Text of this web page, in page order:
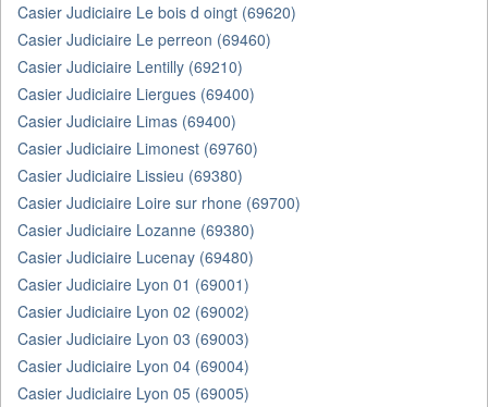
Casier Judiciaire Le bois d oingt (69620)
Casier Judiciaire Le perreon (69460)
Casier Judiciaire Lentilly (69210)
Casier Judiciaire Liergues (69400)
Casier Judiciaire Limas (69400)
Casier Judiciaire Limonest (69760)
Casier Judiciaire Lissieu (69380)
Casier Judiciaire Loire sur rhone (69700)
Casier Judiciaire Lozanne (69380)
Casier Judiciaire Lucenay (69480)
Casier Judiciaire Lyon 01 (69001)
Casier Judiciaire Lyon 02 (69002)
Casier Judiciaire Lyon 03 (69003)
Casier Judiciaire Lyon 04 (69004)
Casier Judiciaire Lyon 05 (69005)